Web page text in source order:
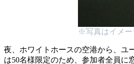
※写真はイメー
夜、ホワイトホースの空港から、ユ
は50名様限定のため、参加者全員に